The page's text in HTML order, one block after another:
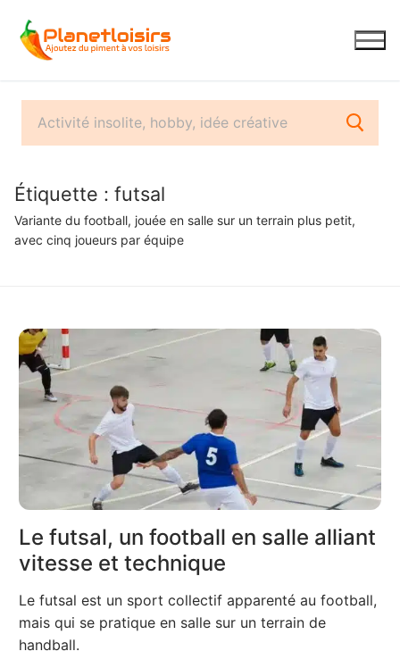
contenu
Étiquette : futsal
Variante du football, jouée en salle sur un terrain plus petit,
avec cinq joueurs par équipe
Le futsal, un football en salle alliant
vitesse et technique
Le futsal est un sport collectif apparenté au football,
mais qui se pratique en salle sur un terrain de
handball.